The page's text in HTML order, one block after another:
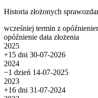
Historia złożonych
wcześniej termin z
opóźnienie data złożenia
2025
+15 dni 30-07-2026
2024
−1 dzień 14-07-2025
2023
+16 dni 31-07-2024